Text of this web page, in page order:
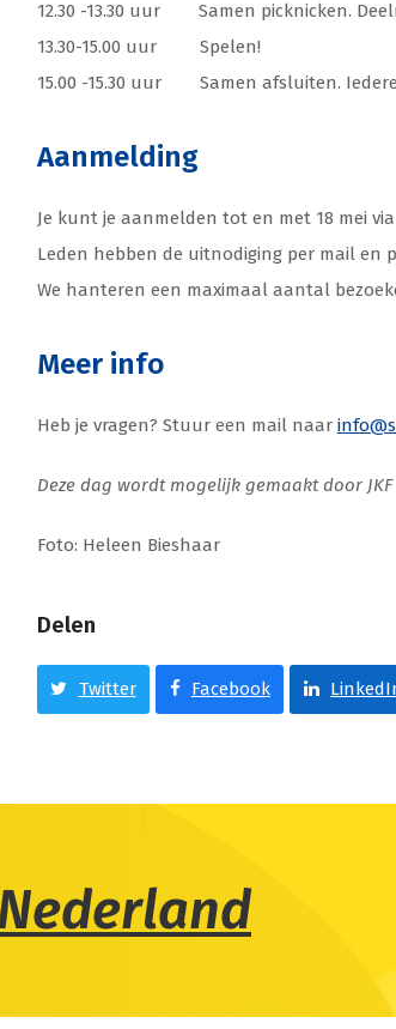
12.30 -13.30 uur Samen picknicken.
13.30-15.00 uur Spelen!
15.00 -15.30 uur Samen afsluiten.
Aanmelding
Je kunt je aanmelden tot en met 18 mei via
Leden hebben de uitnodiging per mail en
We hanteren een maximaal aantal
Meer info
Heb je vragen? Stuur een mail naar
Deze dag wordt mogelijk gemaakt door
Foto: Heleen Bieshaar
Delen
Twitter Facebook